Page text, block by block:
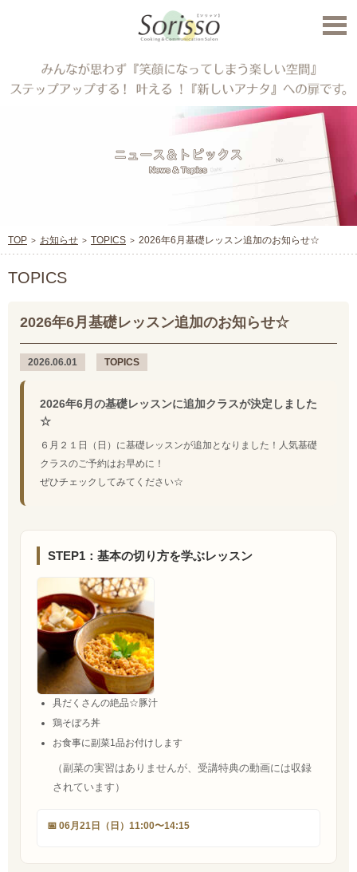
TOP お知らせ TOPICS 2026年6月基礎レッスン追加のお知らせ☆
TOPICS
2026年6月基礎レッスン追加のお知らせ☆
2026.06.01 TOPICS
2026年6月の基礎レッスンに追加クラスが決定しました
☆
６月２１日（日）に基礎レッスンが追加となりました！人気基礎
クラスのご予約はお早めに！
ぜひチェックしてみてください☆
STEP1：基本の切り方を学ぶレッスン
具だくさんの絶品☆豚汁
鶏そぼろ丼
お食事に副菜1品お付けします
（副菜の実習はありませんが、受講特典の動画には収録
されています）
📅 06月21日（日）11:00〜14:15